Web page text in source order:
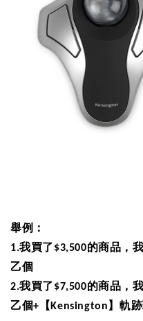
舉例：
1.我買了 $3,500的商品，
乙個
2.我買了 $7,500的商品，
乙個+ 【Kensington】軌